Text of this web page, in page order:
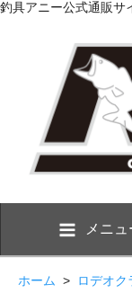
釣具アニー公式通販サ
メニュ
ホーム > ロデオク